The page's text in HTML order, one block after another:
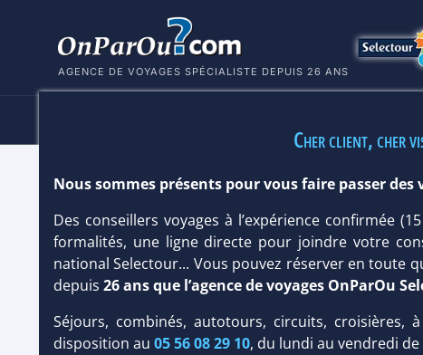
AGENCE DE VOYAGES SPÉCIALISTE DEPUIS 26 ANS
CLUB JUMBO ALLEGRO AGADIR 4*
HôtelClub francophone
Cher client, cher
Nous sommes présents pour vous faire passer
Des conseillers voyages à l’expérience confirmée
formalités, une ligne directe pour joindre votre
national Selectour... Vous pouvez réserver en toute
depuis 26 ans que l’agence de voyages OnParOu
Séjours, combinés, autotours, circuits, croisières,
disposition au 05 56 08 29 10, du lundi au vendredi de